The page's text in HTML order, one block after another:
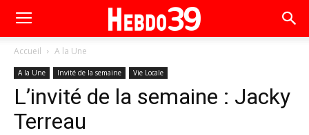
Accueil A la Une
A la Une Invité de la semaine Vie Locale
L’invité de la semaine : Jacky
Terreau